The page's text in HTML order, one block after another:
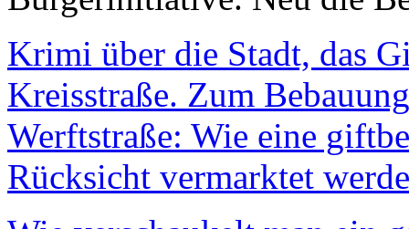
Krimi über die Stadt, das
Kreisstraße. Zum
Werftstraße: Wie eine
Rücksicht vermarktet